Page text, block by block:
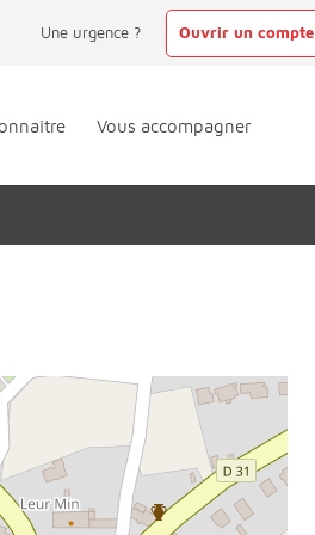
Une urgence ? Ouvrir un compte
Vous accompagner